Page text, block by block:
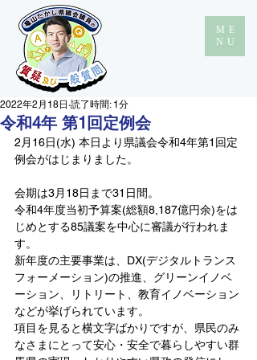
ME
NU
令和4年 第1回定例会
2022年2月18日 読了時間: 1分
2月16日(水) 本日より県議会令和4年第1回定
例会がはじまりました。
会期は3月18日まで31日間。
令和4年度当初予算案(総額8,187億円余)をは
じめとする85議案を中心に審議が行われま
す。
新年度の主要事業は、DX(デジタルトランス
フォーメーション)の推進、グリーンイノベ
ーション、リトリート、教育イノベーション
などが挙げられています。
項目を見ると横文字ばかりですが、県民のみ
なさまにとって安心・安全で暮らしやすい群